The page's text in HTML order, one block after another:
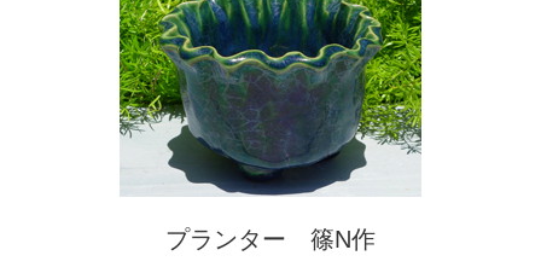
プランター 篠N作